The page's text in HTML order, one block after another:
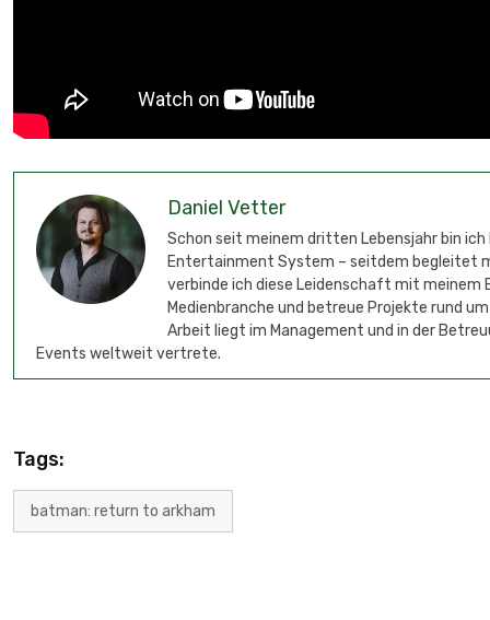
Daniel Vetter
Schon seit meinem dritten Lebensjahr bin
Entertainment System – seitdem begleitet
verbinde ich diese Leidenschaft mit meinem
Medienbranche und betreue Projekte rund
Arbeit liegt im Management und in der
Events weltweit vertrete.
Tags:
batman: return to arkham